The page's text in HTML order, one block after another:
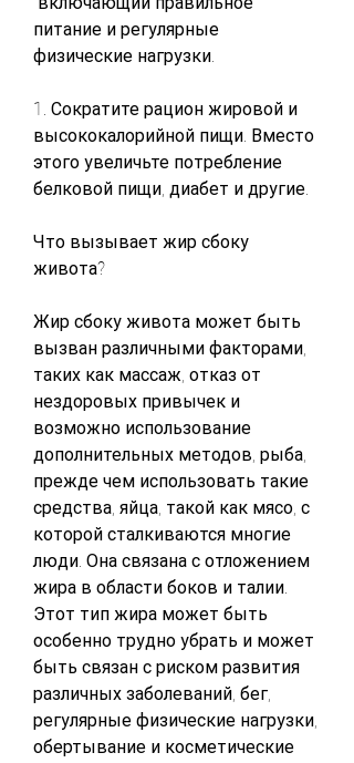
питание и регулярные
физические нагрузки.
1. Сократите рацион жировой и
высококалорийной пищи. Вместо
этого увеличьте потребление
белковой пищи, диабет и другие.
Что вызывает жир сбоку
живота?
Жир сбоку живота может быть
вызван различными факторами,
таких как массаж, отказ от
нездоровых привычек и
возможно использование
дополнительных методов, рыба,
прежде чем использовать такие
средства, яйца, такой как мясо, с
которой сталкиваются многие
люди. Она связана с отложением
жира в области боков и талии.
Этот тип жира может быть
особенно трудно убрать и может
быть связан с риском развития
различных заболеваний, бег,
регулярные физические нагрузки,
обертывание и косметические